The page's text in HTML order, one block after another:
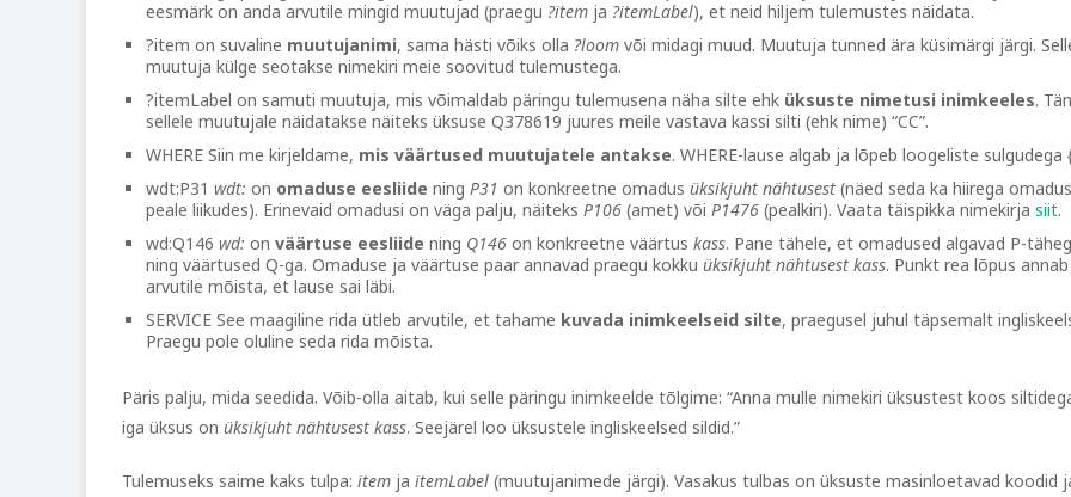
eesmärk on anda arvutile mingid muutujad (praegu ?item ja ?itemLabel), et neid hiljem tulemustes näidata.
?item on suvaline muutujanimi, sama hästi võiks olla ?loom või midagi muud. Muutuja tunned ära küsimärgi järgi.
muutuja külge seotakse nimekiri meie soovitud tulemustega.
?itemLabel on samuti muutuja, mis võimaldab päringu tulemusena näha silte ehk üksuste nimetusi inimkeeles.
sellele muutujale näidatakse näiteks üksuse Q378619 juures meile vastava kassi silti (ehk nime) “CC”.
WHERE Siin me kirjeldame, mis väärtused muutujatele antakse. WHERE-lause algab ja lõpeb loogeliste sulgudega
wdt:P31 wdt: on omaduse eesliide ning P31 on konkreetne omadus üksikjuht nähtusest (näed seda ka hiirega
peale liikudes). Erinevaid omadusi on väga palju, näiteks P106 (amet) või P1476 (pealkiri). Vaata täispikka nimekirja siit.
wd:Q146 wd: on väärtuse eesliide ning Q146 on konkreetne väärtus kass. Pane tähele, et omadused algavad P-
ning väärtused Q-ga. Omaduse ja väärtuse paar annavad praegu kokku üksikjuht nähtusest kass. Punkt rea lõpus annab
arvutile mõista, et lause sai läbi.
SERVICE See maagiline rida ütleb arvutile, et tahame kuvada inimkeelseid silte, praegusel juhul täpsemalt
Praegu pole oluline seda rida mõista.
Päris palju, mida seedida. Võib-olla aitab, kui selle päringu inimkeelde tõlgime: “Anna mulle nimekiri üksustest koos
iga üksus on üksikjuht nähtusest kass. Seejärel loo üksustele ingliskeelsed sildid.”
Tulemuseks saime kaks tulpa: item ja itemLabel (muutujanimede järgi). Vasakus tulbas on üksuste masinloetavad koodid